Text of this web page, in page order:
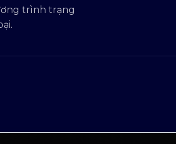
trình trạng